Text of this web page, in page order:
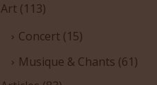
Art (113)
Concert (15)
Musique & Chants (61)